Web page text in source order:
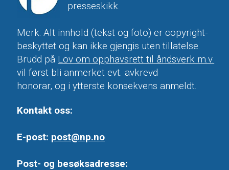
presseskikk.
Merk: Alt innhold (tekst og foto) er copyright-
beskyttet og kan ikke gjengis uten tillatelse.
Brudd på Lov om opphavsrett til åndsverk m.v.
vil først bli anmerket evt. avkrevd
honorar, og i ytterste konsekvens anmeldt.
Kontakt oss:
E-post: post@np.no
Post- og besøksadresse: